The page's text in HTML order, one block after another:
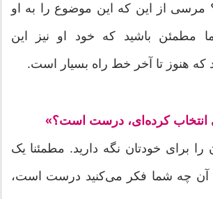
مرسی از این که این موضوع را به او
مطمئن باشید که خود او نیز این
که هنوز تا آخر خط راه بسیار است.
انتخاب کرده‌ای، درست است؟»
برای خودتان نگه دارید. مطمئنا یک
آن چه شما فکر می‌کنید درست است،